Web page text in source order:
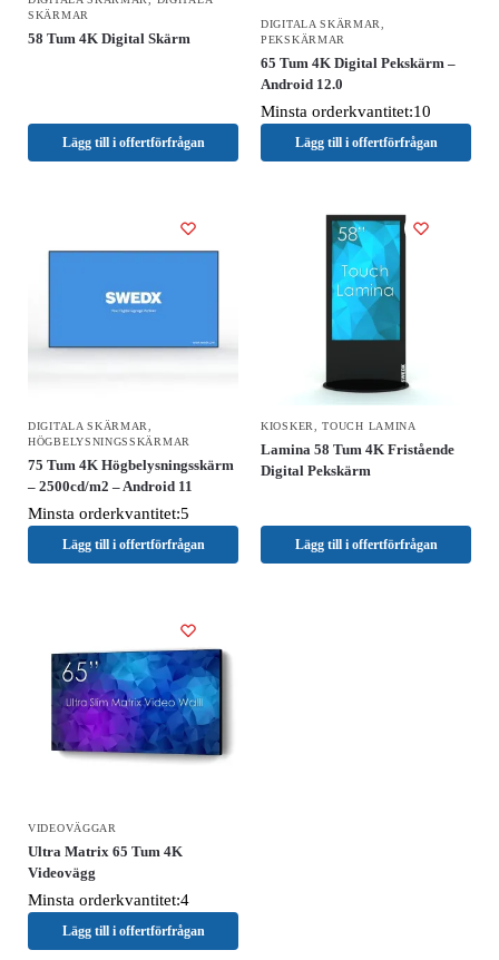
SKÄRMAR
58 Tum 4K Digital Skärm
Lägg till i offertförfrågan
DIGITALA SKÄRMAR
PEKSKÄRMAR
65 Tum 4K Digital Pekskärm –
Android 12.0
Minsta orderkvantitet:10
Lägg till i offertförfrågan
DIGITALA SKÄRMAR
HÖGBELYSNINGSSKÄRMAR
75 Tum 4K Högbelysningsskärm
– 2500cd/m2 – Android 11
Minsta orderkvantitet:5
Lägg till i offertförfrågan
KIOSKER ,TOUCH LAMINA
Lamina 58 Tum 4K Fristående
Digital Pekskärm
Lägg till i offertförfrågan
VIDEOVÄGGAR
Ultra Matrix 65 Tum 4K
Videovägg
Minsta orderkvantitet:4
Lägg till i offertförfrågan